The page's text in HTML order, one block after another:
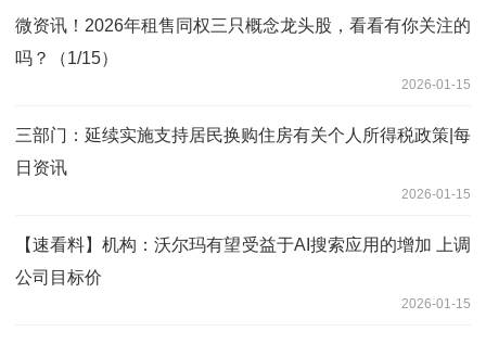
微资讯！2026年租售同权三只概念龙头股，看看有你关注的
吗？（1/15）
2026-01-15
三部门：延续实施支持居民换购住房有关个人所得税政策|每
日资讯
2026-01-15
【速看料】机构：沃尔玛有望受益于AI搜索应用的增加 上调
公司目标价
2026-01-15